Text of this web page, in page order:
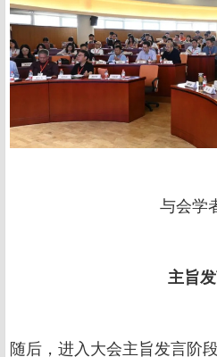
与会学
主旨
随后，进入大会主旨发言阶